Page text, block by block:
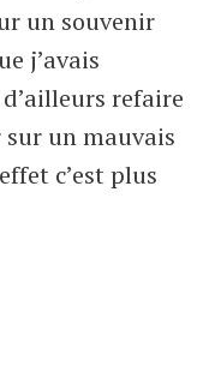
un souvenir
j’avais
refaire
un mauvais
c’est plus